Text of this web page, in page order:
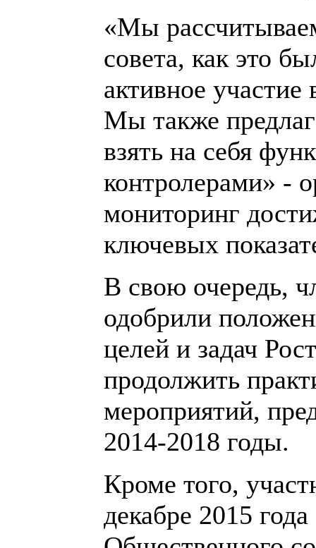
«Мы
совета, как это
активное
Мы также
взять на себя
контролерами» -
мониторинг
ключевых
В свою очередь,
одобрили
целей и задач
продолжить
мероприятий,
2014-2018 годы.
Кроме того,
декабре 2015